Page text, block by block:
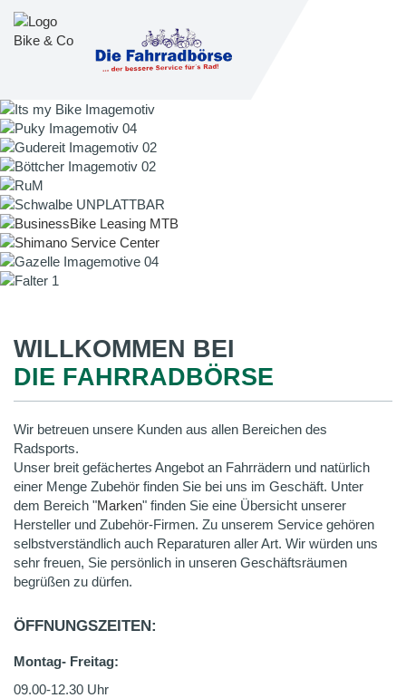
WILLKOMMEN BEI
DIE FAHRRADBÖRSE
Wir betreuen unsere Kunden aus allen Bereichen des
Radsports.
Unser breit gefächertes Angebot an Fahrrädern und natürlich
einer Menge Zubehör finden Sie bei uns im Geschäft. Unter
dem Bereich "Marken" finden Sie eine Übersicht unserer
Hersteller und Zubehör-Firmen. Zu unserem Service gehören
selbstverständlich auch Reparaturen aller Art. Wir würden uns
sehr freuen, Sie persönlich in unseren Geschäftsräumen
begrüßen zu dürfen.
ÖFFNUNGSZEITEN:
Montag- Freitag:
09.00-12.30 Uhr